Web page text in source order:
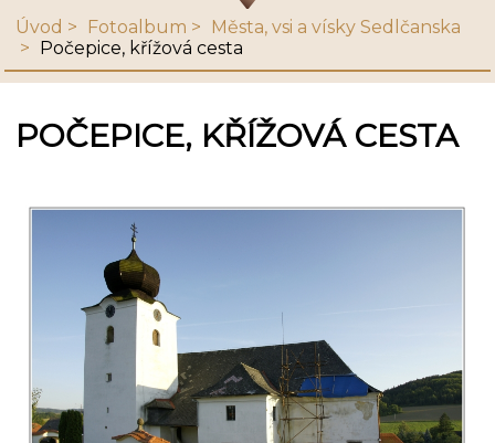
Úvod Fotoalbum
Města, vsi a vísky Sedlčanska
Počepice, křížová cesta
POČEPICE, KŘÍŽOVÁ CESTA